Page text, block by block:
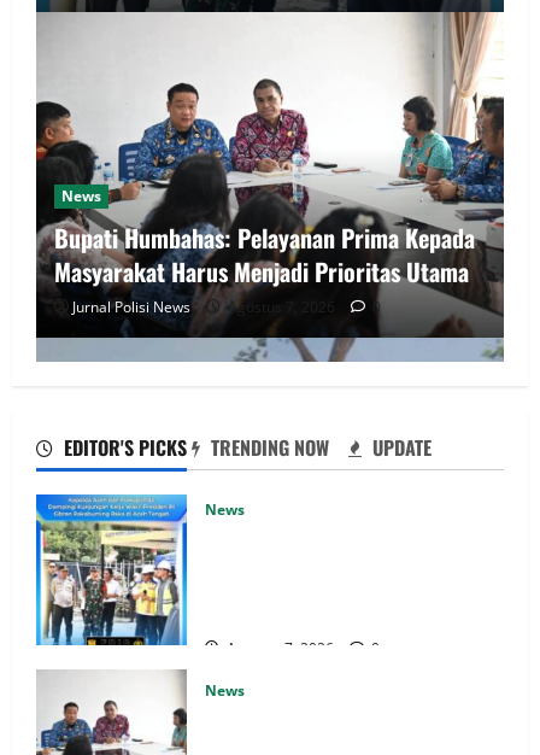
News
Bupati Humbahas: Pelayanan Prima Kepada
Masyarakat Harus Menjadi Prioritas Utama
Jurnal Polisi News Agustus 7, 2026 0
Proyek Irigasi di Desa Bumireja Disoal,
Tanpa Papan Informasi, Pekerja Mengaku
Tak Tahu Apa-Apa.
Jurnal Polisi News
EDITOR'S PICKS TRENDING NOW UPDATE
News
Agustus 7, 2026 0
News